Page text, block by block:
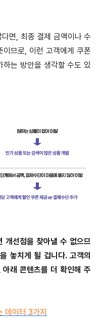
면, 최종 결제 금액이나 수
므로, 이런 고객에게 쿠폰
는 방안을 생각할 수도 있
개선점을 찾아낼 수 없으므
놓치게 될 겁니다. 고객의
래 콘텐츠를 더 확인해 주
데이터 3가지